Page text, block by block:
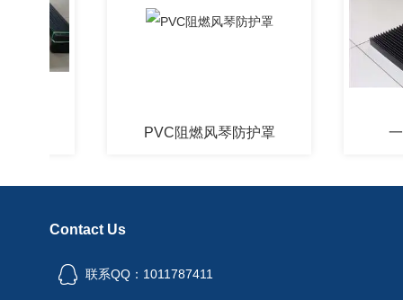
PVC阻燃风琴防护罩 一字
Contact Us
联系QQ：1011787411